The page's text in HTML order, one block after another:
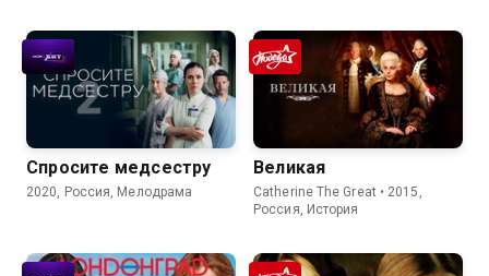
Спросите медсестру
2020, Россия, Мелодрама
Великая
Catherine The Great • 2015,
Россия, История